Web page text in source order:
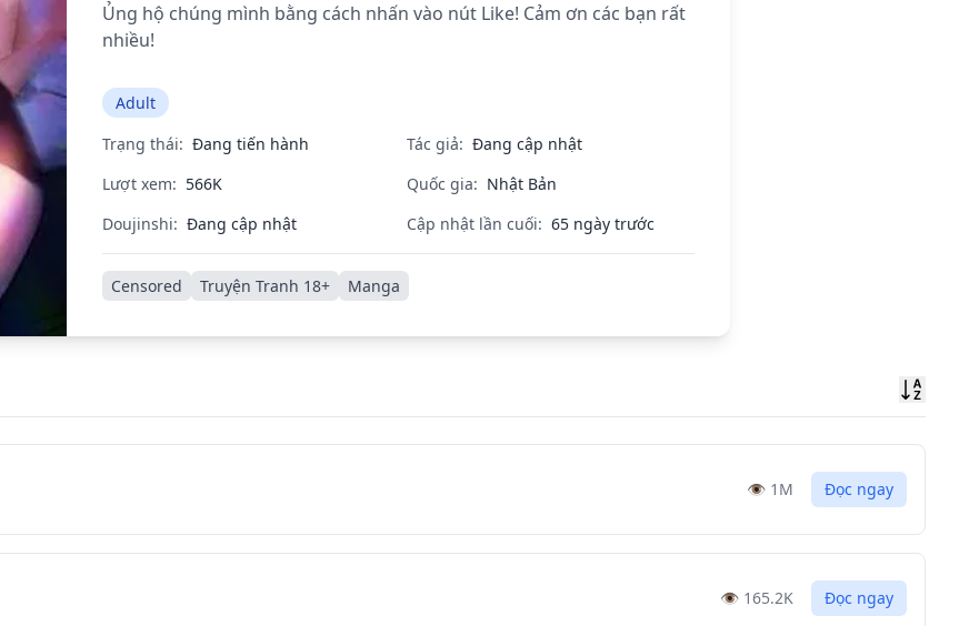
Ủng hộ chúng mình bằng cách nhấn vào nút Like! Cảm ơn các bạn rất
nhiều!
Adult
Trạng thái: Đang tiến hành Tác giả: Đang cập nhật
Lượt xem: 566K Quốc gia: Nhật Bản
Doujinshi: Đang cập nhật Cập nhật lần cuối: 65 ngày trước
Censored Truyện Tranh 18+ Manga
Sort
👁️ 1M Đọc ngay
👁️ 165.2K Đọc ngay